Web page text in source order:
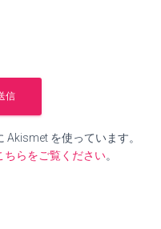
を使っています。
ちらをご覧ください。